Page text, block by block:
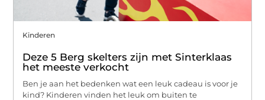
Kinderen
Deze 5 Berg skelters zijn met Sinterklaas
het meeste verkocht
Ben je aan het bedenken wat een leuk cadeau is voor je
kind? Kinderen vinden het leuk om buiten te